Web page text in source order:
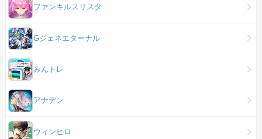
ファンキルスリスタ
Gジェネエターナル
みんトレ
アナデン
ウィンヒロ